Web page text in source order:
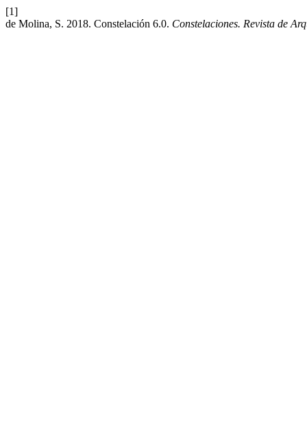
[1]
de Molina, S. 2018. Constelación 6.0. Constelaciones. Revista de